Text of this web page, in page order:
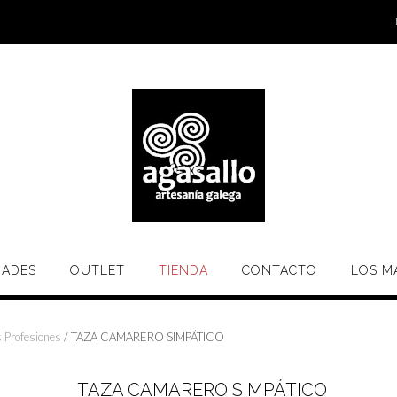
OUTLET TIENDA CONTACTO LOS
Profesiones / TAZA CAMARERO SIMPÁTICO
TAZA CAMARERO SIMPÁTICO